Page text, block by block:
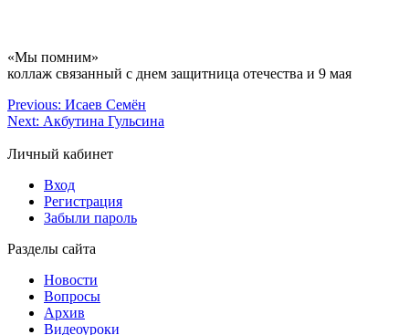
«Мы помним»
коллаж связанный с днем защитница отечества и 9 мая
Previous: Исаев Семён
Next: Акбутина Гульсина
Личный кабинет
Вход
Регистрация
Забыли пароль
Разделы сайта
Новости
Вопросы
Архив
Видеоуроки